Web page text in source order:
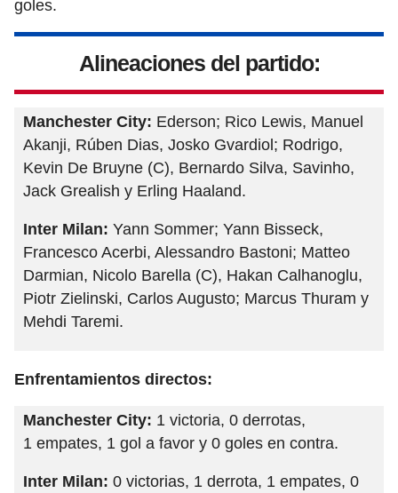
goles.
Alineaciones del partido:
Manchester City: Ederson; Rico Lewis, Manuel
Akanji, Rúben Dias, Josko Gvardiol; Rodrigo,
Kevin De Bruyne (C), Bernardo Silva, Savinho,
Jack Grealish y Erling Haaland.
Inter Milan: Yann Sommer; Yann Bisseck,
Francesco Acerbi, Alessandro Bastoni; Matteo
Darmian, Nicolo Barella (C), Hakan Calhanoglu,
Piotr Zielinski, Carlos Augusto; Marcus Thuram y
Mehdi Taremi.
Enfrentamientos directos:
Manchester City: 1 victoria, 0 derrotas,
1 empates, 1 gol a favor y 0 goles en contra.
Inter Milan: 0 victorias, 1 derrota, 1 empates, 0